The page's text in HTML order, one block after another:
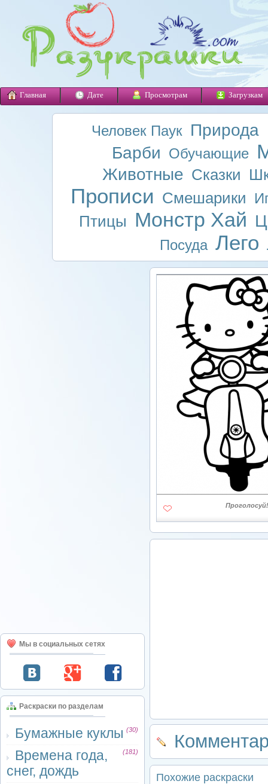
Главная Дате Просмотрам Загрузкам
Человек Паук Природа
Барби Обучающие
Животные Сказки
Прописи Смешарики
Птицы Монстр Хай
Посуда Лего
Мы в социальных сетях
Раскраски по разделам
Бумажные куклы (30)
Времена года,
снег, дождь
(181)
Проголосуй!
Похожие раскраски